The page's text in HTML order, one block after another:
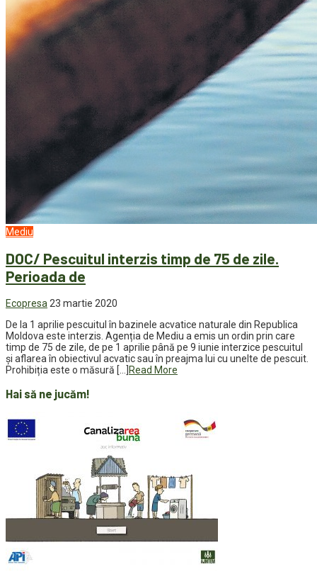
Mediu
DOC/ Pescuitul interzis timp de 75 de zile.
Perioada de
Ecopresa 23 martie 2020
De la 1 aprilie pescuitul în bazinele acvatice naturale din Republica
Moldova este interzis. Agenția de Mediu a emis un ordin prin care
timp de 75 de zile, de pe 1 aprilie până pe 9 iunie interzice pescuitul
și aflarea în obiectivul acvatic sau în preajma lui cu unelte de pescuit.
Prohibiția este o măsură […]
Read More
Hai să ne jucăm!